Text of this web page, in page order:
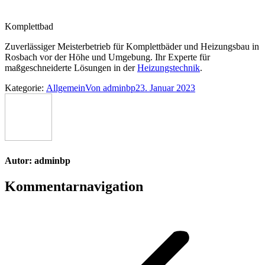
Komplettbad
Zuverlässiger Meisterbetrieb für Komplettbäder und Heizungsbau in
Rosbach vor der Höhe und Umgebung. Ihr Experte für
maßgeschneiderte Lösungen in derHeizungstechnik.
Kategorie: AllgemeinVon adminbp23. Januar 2023
Autor: adminbp
Kommentarnavigation